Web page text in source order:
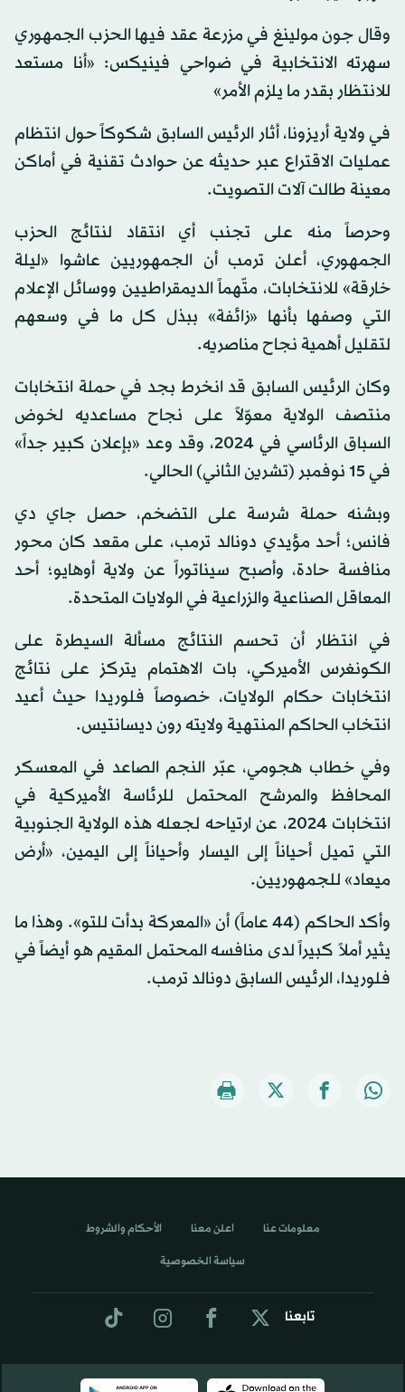
وقال جون مولينغ في مزرعة عقد فيها الحزب الجمهوري
سهرته الانتخابية في ضواحي فينيكس: «أنا مستعد
للانتظار بقدر ما يلزم الأمر»
في ولاية أريزونا، أثار الرئيس السابق شكوكاً حول انتظام
عمليات الاقتراع عبر حديثه عن حوادث تقنية في أماكن
معينة طالت آلات التصويت.
وحرصاً منه على تجنب أي انتقاد لنتائج الحزب
الجمهوري، أعلن ترمب أن الجمهوريين عاشوا «ليلة
خارقة» للانتخابات، متّهماً الديمقراطيين ووسائل الإعلام
التي وصفها بأنها «زائفة» ببذل كل ما في وسعهم
لتقليل أهمية نجاح مناصريه.
وكان الرئيس السابق قد انخرط بجد في حملة انتخابات
منتصف الولاية معوّلاً على نجاح مساعديه لخوض
السباق الرئاسي في 2024، وقد وعد «بإعلان كبير جداً»
في 15 نوفمبر (تشرين الثاني) الحالي.
وبشنه حملة شرسة على التضخم، حصل جاي دي
فانس؛ أحد مؤيدي دونالد ترمب، على مقعد كان محور
منافسة حادة، وأصبح سيناتوراً عن ولاية أوهايو؛ أحد
المعاقل الصناعية والزراعية في الولايات المتحدة.
في انتظار أن تحسم النتائج مسألة السيطرة على
الكونغرس الأميركي، بات الاهتمام يتركز على نتائج
انتخابات حكام الولايات، خصوصاً فلوريدا حيث أعيد
انتخاب الحاكم المنتهية ولايته رون ديسانتيس.
وفي خطاب هجومي، عبّر النجم الصاعد في المعسكر
المحافظ والمرشح المحتمل للرئاسة الأميركية في
انتخابات 2024، عن ارتياحه لجعله هذه الولاية الجنوبية
التي تميل أحياناً إلى اليسار وأحياناً إلى اليمين، «أرض
ميعاد» للجمهوريين.
وأكد الحاكم (44 عاماً) أن «المعركة بدأت للتو». وهذا ما
يثير أملاً كبيراً لدى منافسه المحتمل المقيم هو أيضاً في
فلوريدا، الرئيس السابق دونالد ترمب.
تابعنا
معلومات عنا اعلن معنا الأحكام والشروط
سياسة الخصوصية